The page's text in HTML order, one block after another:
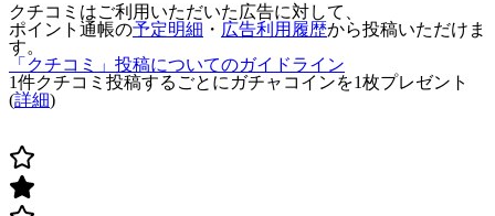
クチコミはご利用いただいた広告に対して、
ポイント通帳の予定明細 ・ 広告利用履歴から投稿いただけま
す。
「クチコミ」投稿についてのガイドライン
1件クチコミ投稿するごとに ガチャコインを1枚プレゼント
(詳細)